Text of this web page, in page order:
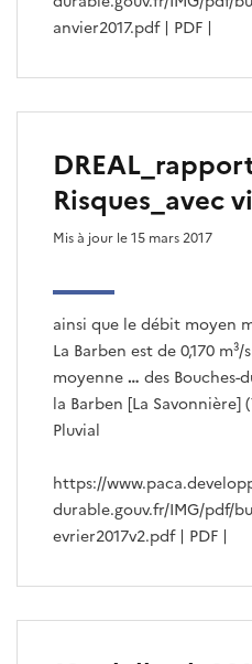
anvier2017.pdf | PDF |
Risques_avec
ainsi que le débit moyen
La Barben est de 0,170
moyenne… des Bouches-
la Barben [La Savonnière]
Pluvial
Mis à jour le 15 mars 2017
https://
durable.gouv.fr/IMG/pdf/
evrier2017v2.pdf | PDF |